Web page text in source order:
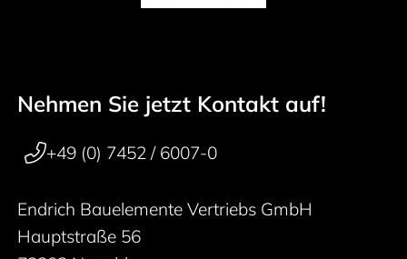
50 years
Footer navigation
Nehmen Sie jetzt Kontakt auf!
+49 (0) 7452 / 6007-0
Endrich Bauelemente Vertriebs GmbH
Hauptstraße 56